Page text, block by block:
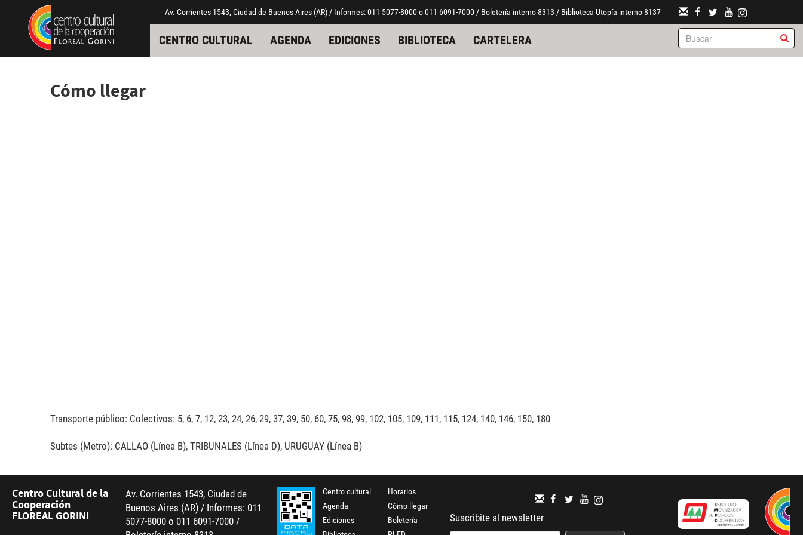
Pasar al contenido principal
Jump to main content Av. Corrientes 1543, Ciudad de Buenos Aires (AR) / Informes: 011 5077-8000 o 011 6091-7000 / Boletería interno 8313 / Biblioteca Utopía interno 8137
CENTRO CULTURAL AGENDA EDICIONES BIBLIOTECA CARTELERA
Cómo llegar
Transporte público: Colectivos: 5, 6, 7, 12, 23, 24, 26, 29, 37, 39, 50, 60, 75, 98, 99, 102, 105, 109, 111, 115, 124, 140, 146, 150, 180
Subtes (Metro): CALLAO (Línea B), TRIBUNALES (Línea D), URUGUAY (Línea B)
Centro Cultural de la
Cooperación
FLOREAL GORINI
Av. Corrientes 1543, Ciudad de
Buenos Aires (AR) / Informes: 011
5077-8000 o 011 6091-7000 /
Centro cultural
Agenda
Ediciones
Horarios
Cómo llegar
Boletería
Suscribite al newsletter